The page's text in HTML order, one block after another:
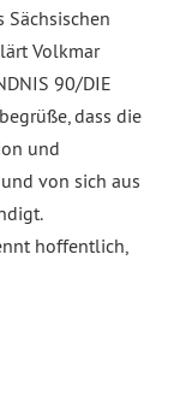
Sächsischen
Volkmar
90/DIE
dass die
und
von sich aus
hoffentlich,